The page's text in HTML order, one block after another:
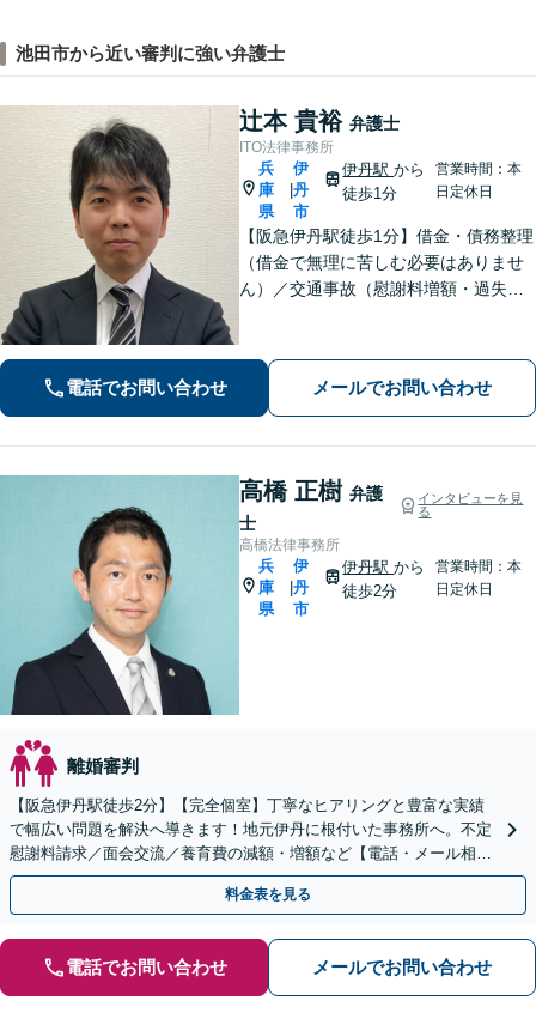
池田市から近い審判に強い弁護士
辻本 貴裕 弁護士
ITO法律事務所
兵
庫
県
伊
丹
市
伊丹駅から
徒歩1分
営業時間：本
日定休日
【阪急伊丹駅徒歩1分】借金・債務整理
（借金で無理に苦しむ必要はありませ
ん）／交通事故（慰謝料増額・過失割
／刑事事件（被害者側も対応）／相続
／離婚問題など。まずはお気軽にご相
談ください
電話でお問い合わせ メールでお問い合わせ
高橋 正樹 弁護
士
インタビューを見
る
高橋法律事務所
兵
庫
県
伊
丹
市
伊丹駅から
徒歩2分
営業時間：本
日定休日
離婚審判
【阪急伊丹駅徒歩2分】【完全個室】丁寧なヒアリングと豊富な実績
で幅広い問題を解決へ導きます！地元伊丹に根付いた事務所へ。不定
慰謝料請求／面会交流／養育費の減額・増額など【電話・メール相談
初回無料】【休日夜間対応可】【オンライン可能】
料金表を見る
電話でお問い合わせ メールでお問い合わせ